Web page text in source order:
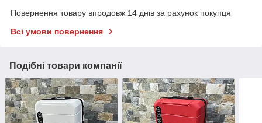
Повернення товару впродовж 14 днів за рахунок покупця
Всі умови повернення
Подібні товари компанії